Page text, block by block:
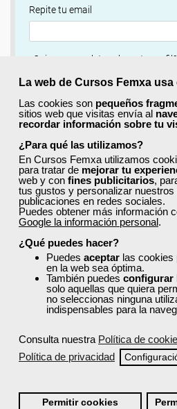
La web de Cursos Femxa
Las cookies son pequeños
sitios web que visitas envía al
recordar información sobre tu
¿Para qué las utilizamos?
En Cursos Femxa utilizamos
para tratar de mejorar tu
web y con fines publicitarios,
tus gustos y personalizar
publicaciones en redes sociales.
Puedes obtener más información
Google la información personal.
¿Qué puedes hacer?
Puedes aceptar las cookies
en la web sea óptima.
También puedes configurar
solo aquellas que quiera
no seleccionas ninguna
indispensables para la
Consulta nuestra Política de
Política de privacidad
Permitir cookies
Repite tu email
¿Quieres completar ahora tu perfil?
Si
No, completaré mi perfil
Newsletter
Si, quiero recibir información
exclusivas y recursos para el
Términos y condiciones
He leído y acepto la Política de
Registrarse
Quiénes Somos:
Especialistas en consultoría y
Nuestro objetivo diario es, única y
conseguir tus metas profesionales